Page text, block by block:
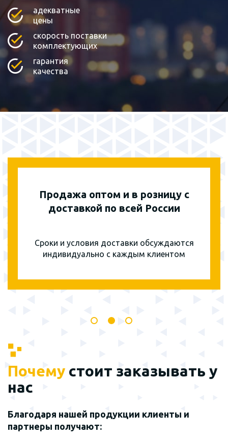
адекватные
цены
скорость поставки
комплектующих
гарантия
качества
Продажа оптом и в розницу с
доставкой по всей России
Сроки и условия доставки обсуждаются
индивидуально с каждым клиентом
Почему стоит заказывать у
нас
Благодаря нашей продукции клиенты и
партнеры получают: